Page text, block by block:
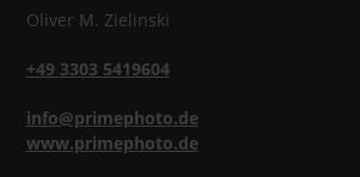
Oliver M. Zielinski
+49 3303 5419604
info@primephoto.de
www.primephoto.de